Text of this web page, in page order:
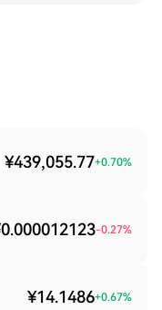
¥439,055.77+0.70%
-0.27%
¥14.1486+0.67%